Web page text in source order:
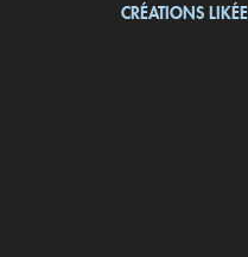
CRÉATIONS